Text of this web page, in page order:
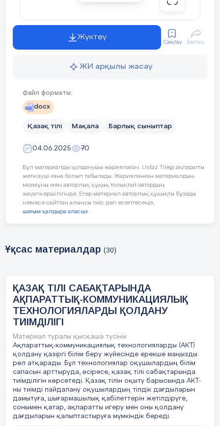
Ақпараттық-коммуникациялық
технологияларды (АКТ) қолдану қазіргі
рөл атқарады. Бұл технологиялар
әсіресе, қазақ тілі сабақтарында тиімділігін
көрсетеді. Қазақ тілін оқыту барысында
АКТ-ны тиімді пайдалану оқушылардың
шығармашылық қабілеттерін жетілдіруге,
сонымен қатар, ақпаратты игеру мен оны
қолдану дағдыларын қалыптастыруға
мүмкіндік береді.
Алдымен, АКТ-ның қазақ тілі
сабақтарындағы тиімділігін
қарастырайық. Біріншіден, электрондық
оқулықтар мен мультимедиялық
арттырады. Мысалы, қазақ тіліндегі
білім деңгейін тексеруге, қателіктерін
түзетуге және нәтижелерін көруге
мүмкіндік алады.
Екіншіден, интернет ресурстарының
кең көлемі оқушыларға қазақ тілінде
қосымша ақпарат алуға мүмкіндік береді.
Әр түрлі сайттар, видео-сабақтар,
подкасттар мен онлайн курстар
оқушылардың тілдік қорын байытуға,
тыңдалым және айтылым дағдыларын
дамытуға септігін тигізеді. Мысалы,
Canva — бұл графикалық дизайнға
Жүктеу
Сақтау Бөлісу
ЖИ арқылы жасау
Файл форматы:
docx
Қазақ тілі Мақала Барлық сыныптар
04.06.2025 70
Бұл материалды қолданушы жариялаған. Ustaz Tilegi ақпаратты
жеткізуші ғана болып табылады. Жарияланған материалдың
мазмұны мен авторлық құқық толықтай автордың
жауапкершілігінде. Егер материал авторлық құқықты бұзады
немесе сайттан алынуы тиіс деп есептесеңіз,
шағым қалдыра аласыз
Ұқсас материалдар (30)
ҚАЗАҚ ТІЛІ САБАҚТАРЫНДА
АҚПАРАТТЫҚ-КОММУНИКАЦИЯЛЫҚ
ТЕХНОЛОГИЯЛАРДЫ ҚОЛДАНУ
ТИІМДІЛІГІ
Материал туралы қысқаша түсінік
Ақпараттық-коммуникациялық технологияларды (АКТ)
қолдану қазіргі білім беру жүйесінде ерекше маңызды
рөл атқарады. Бұл технологиялар оқушылардың білім
сапасын арттыруда, әсіресе, қазақ тілі сабақтарында
тиімділігін көрсетеді. Қазақ тілін оқыту барысында АКТ-
ны тиімді пайдалану оқушылардың тілдік дағдыларын
дамытуға, шығармашылық қабілеттерін жетілдіруге,
сонымен қатар, ақпаратты игеру мен оны қолдану
дағдыларын қалыптастыруға мүмкіндік береді.